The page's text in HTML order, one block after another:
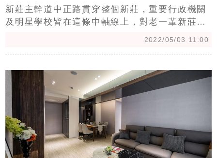
新莊主幹道中正路貫穿整個新莊，重要行政機關
及明星學校皆在這條中軸線上，對老一輩新莊人
一個！「宸熙丰悦」都更過程平順且迅速、傳為
佳話，團隊以高規格、為住戶打造一座總價負擔
的起的精緻美寓，特別受到小家庭青睞。
2022/05/03 11:00